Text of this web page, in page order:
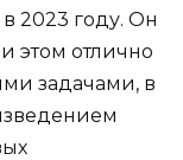
2023 году. Он
этом отлично
задачами, в